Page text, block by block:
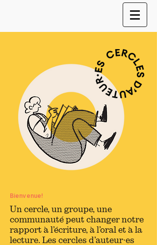
Bienvenue!
Un cercle, un groupe, une
communauté peut changer notre
rapport à l’écriture, à l’oral et à la
lecture. Les cercles d’auteur·es